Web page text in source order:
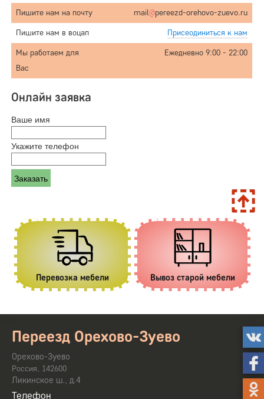
Пишите нам на почту
mail@pereezd-orehovo-zuevo.ru
Пишите нам в воцап
Присеодиниться к нам
Мы работаем для
Вас
Ежедневно 9:00 - 22:00
Онлайн заявка
Ваше имя
Укажите телефон
Перевозка мебели Вывоз старой мебели
Переезд Орехово-Зуево
Орехово-Зуево
Россия, 142600
Ликинское ш., д.4
Телефон